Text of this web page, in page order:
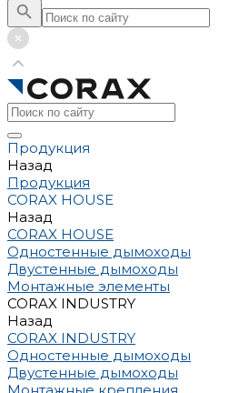
Продукция
Назад
Продукция
CORAX HOUSE
Назад
CORAX HOUSE
Одностенные дымоходы
Двустенные дымоходы
Монтажные элементы
CORAX INDUSTRY
Назад
CORAX INDUSTRY
Одностенные дымоходы
Двустенные дымоходы